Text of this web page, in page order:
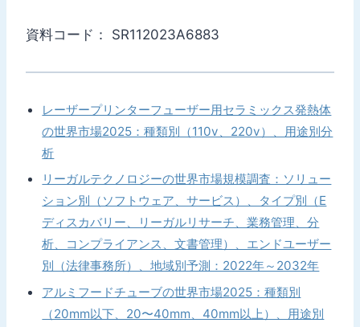
資料コード： SR112023A6883
レーザープリンターフューザー用セラミックス発熱体
の世界市場2025：種類別（110v、220v）、用途別分
析
リーガルテクノロジーの世界市場規模調査：ソリュー
ション別（ソフトウェア、サービス）、タイプ別（E
ディスカバリー、リーガルリサーチ、業務管理、分
析、コンプライアンス、文書管理）、エンドユーザー
別（法律事務所）、地域別予測：2022年～2032年
アルミフードチューブの世界市場2025：種類別
（20mm以下、20〜40mm、40mm以上）、用途別